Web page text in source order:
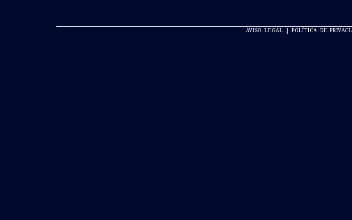
AVISO LEGAL | POLÍTICA DE